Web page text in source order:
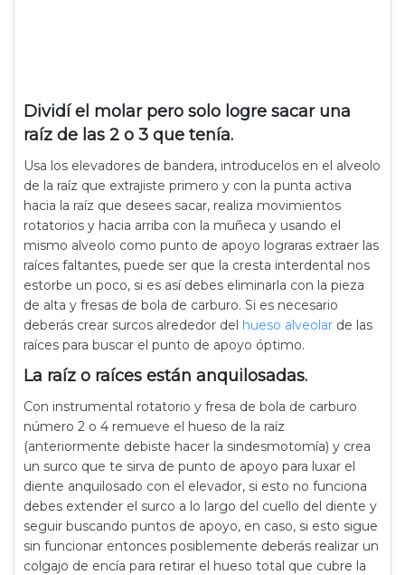
Dividí el molar pero solo logre sacar una
raíz de las 2 o 3 que tenía.
Usa los elevadores de bandera, introducelos en el alveolo
de la raíz que extrajiste primero y con la punta activa
hacia la raíz que desees sacar, realiza movimientos
rotatorios y hacia arriba con la muñeca y usando el
mismo alveolo como punto de apoyo lograras extraer las
raíces faltantes, puede ser que la cresta interdental nos
estorbe un poco, si es así debes eliminarla con la pieza
de alta y fresas de bola de carburo. Si es necesario
deberás crear surcos alrededor del hueso alveolar de las
raíces para buscar el punto de apoyo óptimo.
La raíz o raíces están anquilosadas.
Con instrumental rotatorio y fresa de bola de carburo
número 2 o 4 remueve el hueso de la raíz
(anteriormente debiste hacer la sindesmotomía) y crea
un surco que te sirva de punto de apoyo para luxar el
diente anquilosado con el elevador, si esto no funciona
debes extender el surco a lo largo del cuello del diente y
seguir buscando puntos de apoyo, en caso, si esto sigue
sin funcionar entonces posiblemente deberás realizar un
colgajo de encía para retirar el hueso total que cubre la